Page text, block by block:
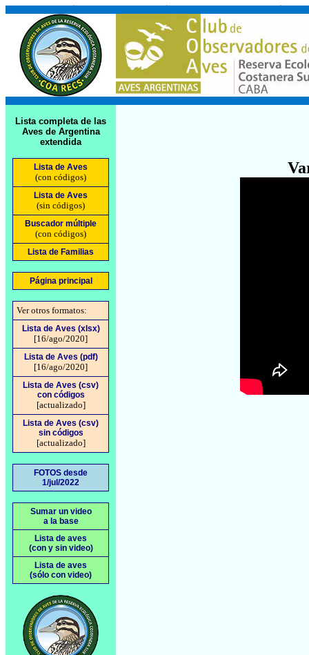
Lista completa de las
Aves de Argentina
extendida
Lista de Aves
(con códigos)
Lista de Aves
(sin códigos)
Buscador múltiple
(con códigos)
Lista de Familias
Página principal
Ver otros formatos:
Lista de Aves (xlsx)
[16/ago/2020]
Lista de Aves (pdf)
[16/ago/2020]
Lista de Aves (csv)
con códigos
[actualizado]
Lista de Aves (csv)
sin códigos
[actualizado]
FOTOS desde
1/jul/2022
Sumar un video
a la base
Lista de aves
(con y sin video)
Lista de aves
(sólo con video)